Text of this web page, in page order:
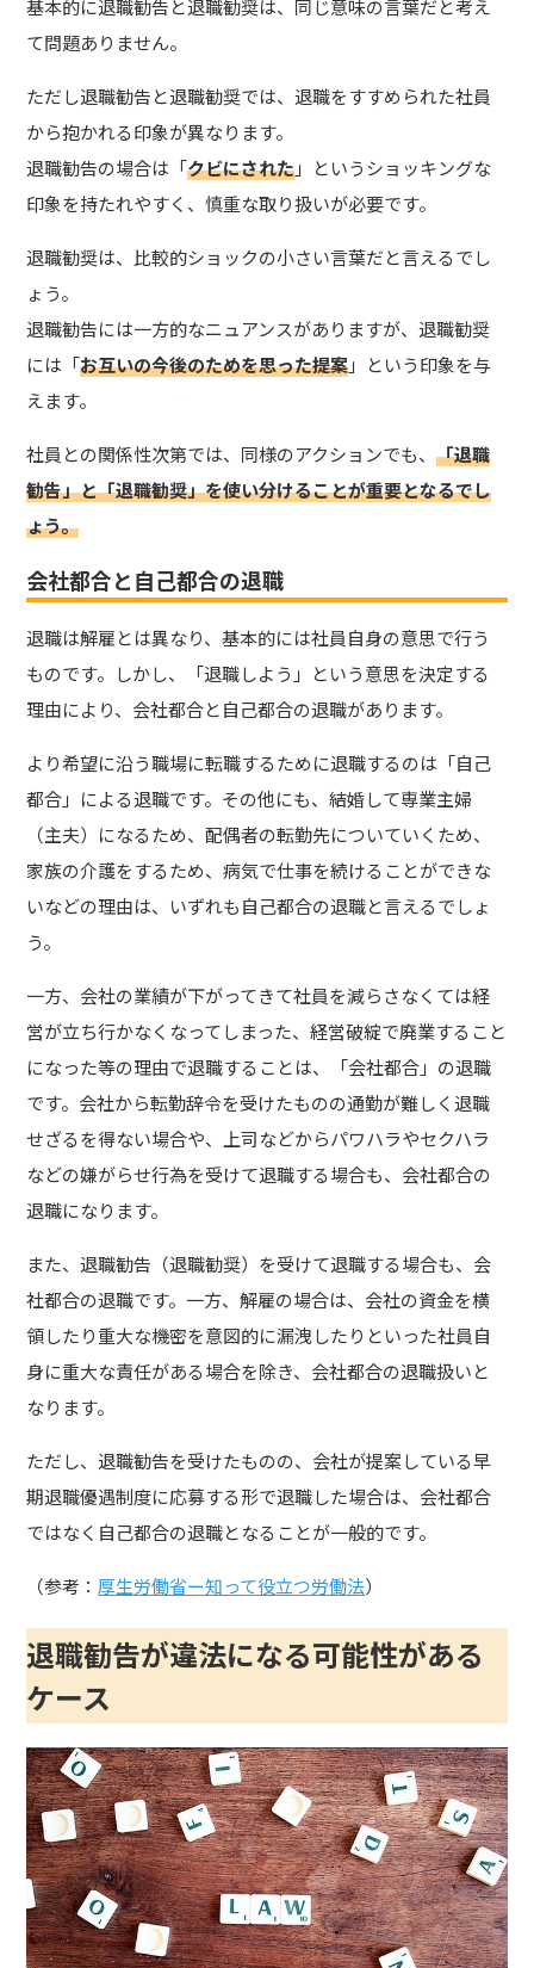
基本的に退職勧告と退職勧奨は、同じ意味の言葉だと考え
て問題ありません。
ただし退職勧告と退職勧奨では、退職をすすめられた社員
から抱かれる印象が異なります。
退職勧告の場合は「クビにされた」というショッキングな
印象を持たれやすく、慎重な取り扱いが必要です。
退職勧奨は、比較的ショックの小さい言葉だと言えるでし
ょう。
退職勧告には一方的なニュアンスがありますが、退職勧奨
には「お互いの今後のためを思った提案」という印象を与
えます。
社員との関係性次第では、同様のアクションでも、「退職
勧告」と「退職勧奨」を使い分けることが重要となるでし
ょう。
会社都合と自己都合の退職
退職は解雇とは異なり、基本的には社員自身の意思で行う
ものです。しかし、「退職しよう」という意思を決定する
理由により、会社都合と自己都合の退職があります。
より希望に沿う職場に転職するために退職するのは「自己
都合」による退職です。その他にも、結婚して専業主婦
（主夫）になるため、配偶者の転勤先についていくため、
家族の介護をするため、病気で仕事を続けることができな
いなどの理由は、いずれも自己都合の退職と言えるでしょ
う。
一方、会社の業績が下がってきて社員を減らさなくては経
営が立ち行かなくなってしまった、経営破綻で廃業すること
になった等の理由で退職することは、「会社都合」の退職
です。会社から転勤辞令を受けたものの通勤が難しく退職
せざるを得ない場合や、上司などからパワハラやセクハラ
などの嫌がらせ行為を受けて退職する場合も、会社都合の
退職になります。
また、退職勧告（退職勧奨）を受けて退職する場合も、会
社都合の退職です。一方、解雇の場合は、会社の資金を横
領したり重大な機密を意図的に漏洩したりといった社員自
身に重大な責任がある場合を除き、会社都合の退職扱いと
なります。
ただし、退職勧告を受けたものの、会社が提案している早
期退職優遇制度に応募する形で退職した場合は、会社都合
ではなく自己都合の退職となることが一般的です。
（参考： 厚生労働省ー知って役立つ労働法）
退職勧告が違法になる可能性がある
ケース